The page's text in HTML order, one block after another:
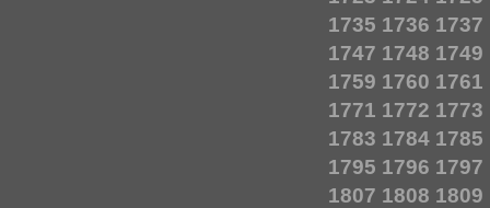
1735 1736 1737
1747 1748 1749
1759 1760 1761
1771 1772 1773
1783 1784 1785
1795 1796 1797
1807 1808 1809